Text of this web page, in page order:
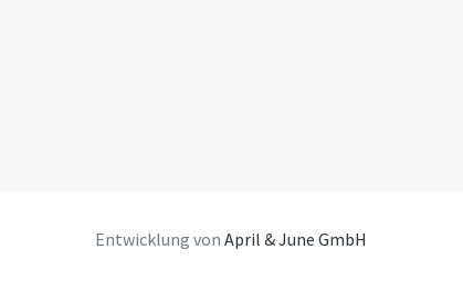
Entwicklung von April & June GmbH